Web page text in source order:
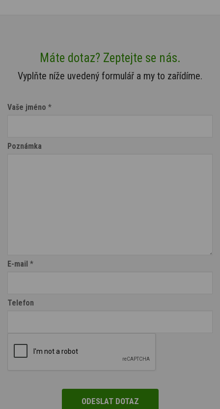
Máte dotaz? Zeptejte se nás.
Vyplňte níže uvedený formulář a my to zařídíme.
Vaše jméno *
Poznámka
E-mail *
Telefon